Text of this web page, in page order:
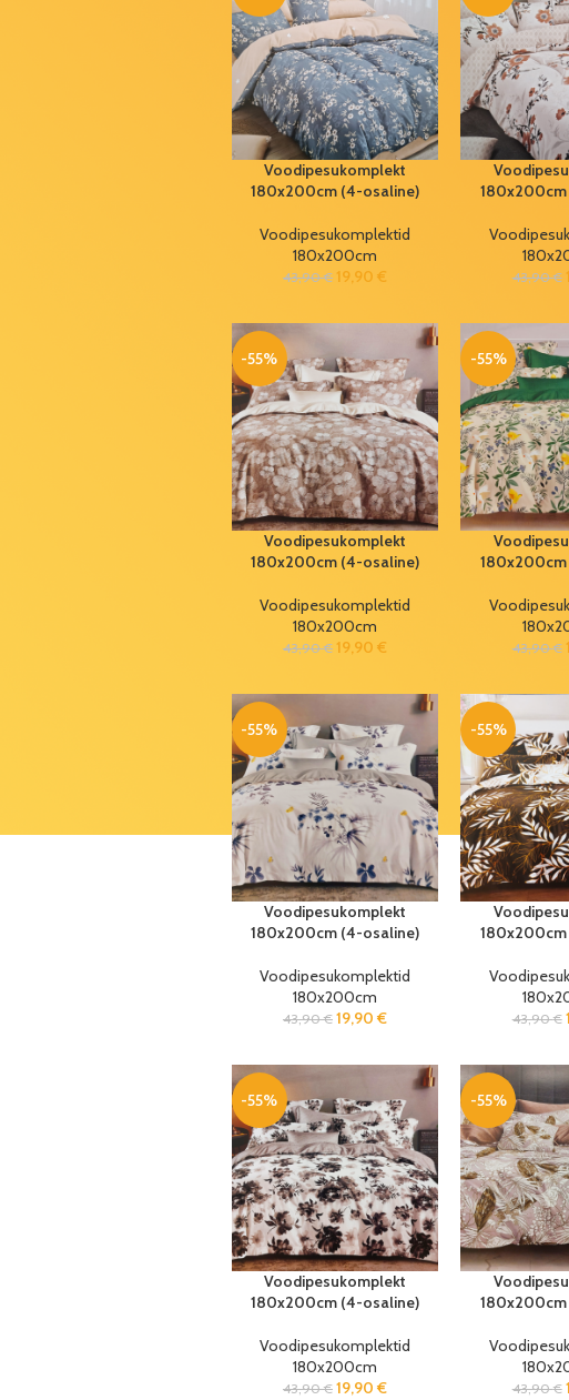
Voodipesukomplekt
180x200cm (4-osaline)
Voodipesukomplektid
180x200cm
43,90€ 19,90 € 43,90€
-55%
Voodipesukomplekt
180x200cm (4-osaline)
Voodipesukomplektid
180x200cm
43,90€ 19,90 €
-55%
43,90€
-55%
Voodipesukomplekt
180x200cm (4-osaline)
Voodipesukomplektid
180x200cm
43,90€ 19,90 €
-55%
43,90€
-55%
Voodipesukomplekt
180x200cm (4-osaline)
Voodipesukomplektid
180x200cm
43,90€ 19,90 €
-55%
43,90€